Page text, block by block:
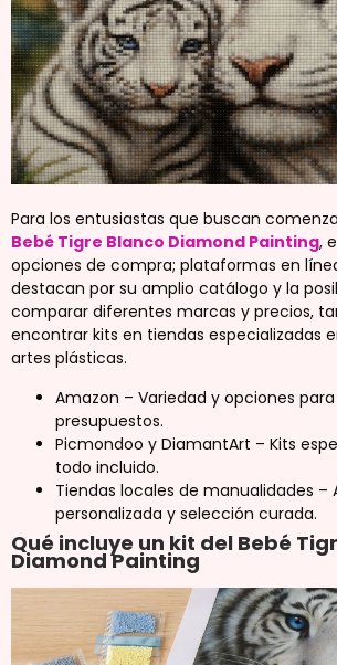
Para los entusiastas que buscan
Bebé Tigre Blanco Diamond Painting,
opciones de compra; plataformas en
destacan por su amplio catálogo y la
comparar diferentes marcas y precios,
encontrar kits en tiendas especializadas
artes plásticas.
Amazon – Variedad y opciones
presupuestos.
Picmondoo y DiamantArt – Kits
todo incluido.
Tiendas locales de manualidades –
personalizada y selección curada.
Qué incluye un kit del Bebé
Diamond Painting